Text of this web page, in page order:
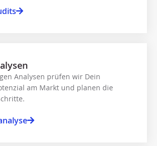
Analysen prüfen wir Dein
am Markt und planen die